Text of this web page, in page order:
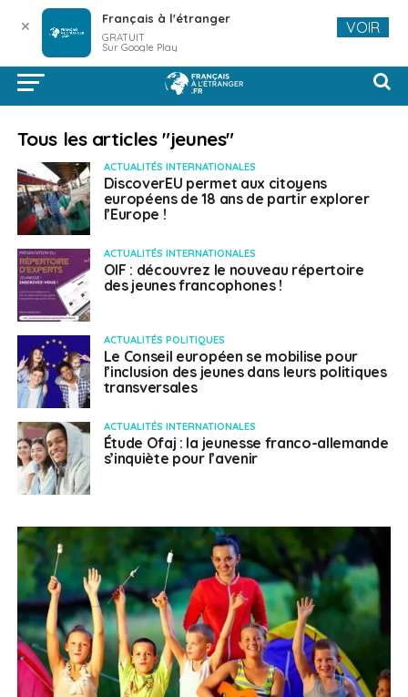
Tous les articles "jeunes"
ACTUALITÉS INTERNATIONALES
DiscoverEU permet aux citoyens
européens de 18 ans de partir explorer
l’Europe !
ACTUALITÉS INTERNATIONALES
OIF : découvrez le nouveau répertoire
des jeunes francophones !
ACTUALITÉS POLITIQUES
Le Conseil européen se mobilise pour
l’inclusion des jeunes dans leurs politiques
transversales
ACTUALITÉS INTERNATIONALES
Étude Ofaj : la jeunesse franco-allemande
s’inquiète pour l’avenir
✕ Français à l'étranger
GRATUIT
Sur Google Play
VOIR